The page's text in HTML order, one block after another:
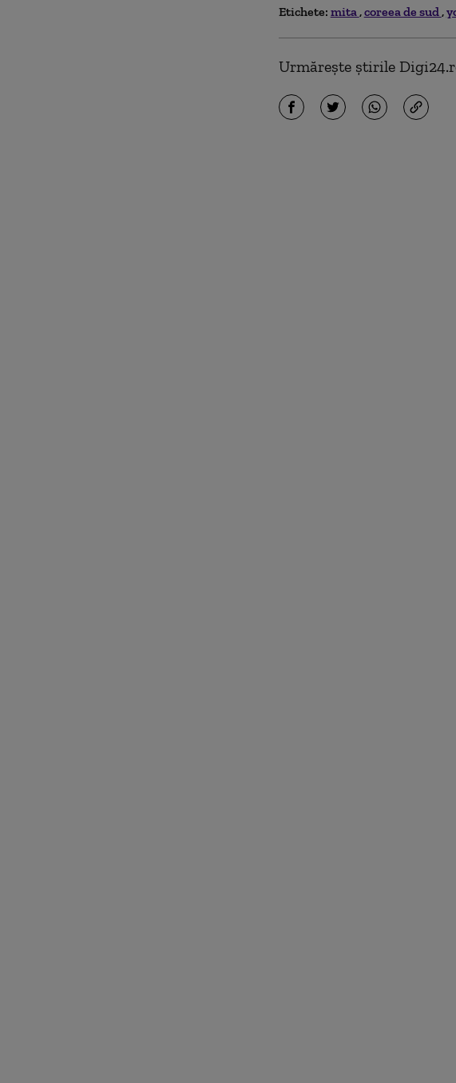
Etichete: mita coreea de sud
Urmărește știrile